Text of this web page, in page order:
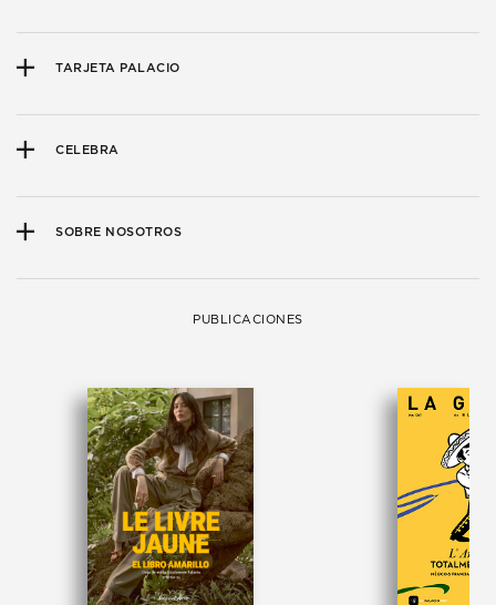
TARJETA PALACIO
CELEBRA
SOBRE NOSOTROS
PUBLICACIONES